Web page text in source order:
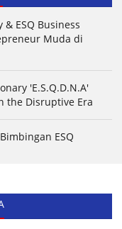
& ESQ Business
Muda di
'E.S.Q.D.N.A'
the Disruptive Era
ESQ